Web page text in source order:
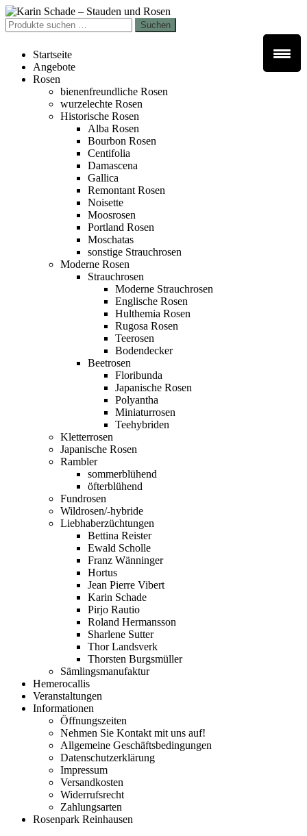
Zur
Navigation
springen
Zum
Inhalt
springen
Suchen
nach:
Suchen
Startseite
Angebote
Rosen
bienenfreundliche Rosen
wurzelechte Rosen
Historische Rosen
Alba Rosen
Bourbon Rosen
Centifolia
Damascena
Gallica
Remontant Rosen
Noisette
Moosrosen
Portland Rosen
Moschatas
sonstige Strauchrosen
Moderne Rosen
Strauchrosen
Moderne Strauchrosen
Englische Rosen
Hulthemia Rosen
Rugosa Rosen
Teerosen
Bodendecker
Beetrosen
Floribunda
Japanische Rosen
Polyantha
Miniaturrosen
Teehybriden
Kletterrosen
Japanische Rosen
Rambler
sommerblühend
öfterblühend
Fundrosen
Wildrosen/-hybride
Liebhaberzüchtungen
Bettina Reister
Ewald Scholle
Franz Wänninger
Hortus
Jean Pierre Vibert
Karin Schade
Pirjo Rautio
Roland Hermansson
Sharlene Sutter
Thor Landsverk
Thorsten Burgsmüller
Sämlingsmanufaktur
Hemerocallis
Veranstaltungen
Informationen
Öffnungszeiten
Nehmen Sie Kontakt mit uns auf!
Allgemeine Geschäftsbedingungen
Datenschutzerklärung
Impressum
Versandkosten
Widerrufsrecht
Zahlungsarten
Rosenpark Reinhausen